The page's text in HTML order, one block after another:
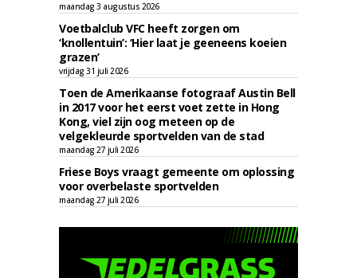
maandag 3 augustus 2026
Voetbalclub VFC heeft zorgen om
‘knollentuin’: ‘Hier laat je geeneens koeien
grazen’
vrijdag 31 juli 2026
Toen de Amerikaanse fotograaf Austin Bell
in 2017 voor het eerst voet zette in Hong
Kong, viel zijn oog meteen op de
velgekleurde sportvelden van de stad
maandag 27 juli 2026
Friese Boys vraagt gemeente om oplossing
voor overbelaste sportvelden
maandag 27 juli 2026